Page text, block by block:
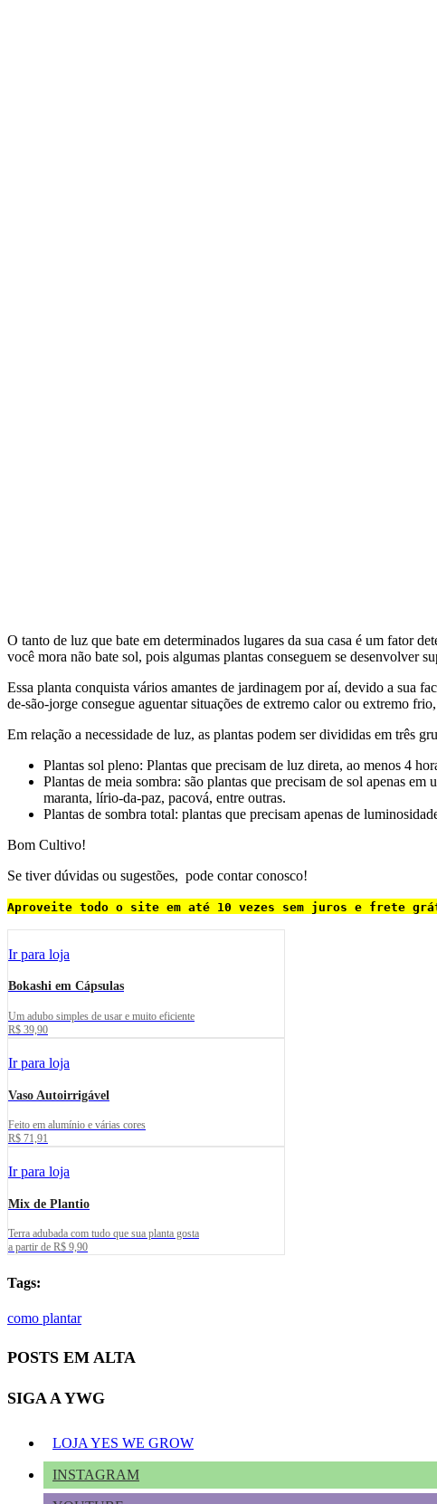
O tanto de luz que bate em determinados lugares da sua casa é um fator
você mora não bate sol, pois algumas plantas conseguem se desenvolver
Essa planta conquista vários amantes de jardinagem por aí, devido a sua
de-são-jorge consegue aguentar situações de extremo calor ou extremo
Em relação a necessidade de luz, as plantas podem ser divididas em três
Plantas sol pleno: Plantas que precisam de luz direta, ao menos 4
Plantas de meia sombra: são plantas que precisam de sol apenas
maranta, lírio-da-paz, pacová, entre outras.
Plantas de sombra total: plantas que precisam apenas de
Bom Cultivo!
Se tiver dúvidas ou sugestões, pode contar conosco!
Aproveite todo o site em até 10 vezes sem juros e frete
Ir para loja
Bokashi em Cápsulas
Um adubo simples de usar e muito eficiente
R$ 39,90
Ir para loja
Vaso Autoirrigável
Feito em alumínio e várias cores
R$ 71,91
Ir para loja
Mix de Plantio
Terra adubada com tudo que sua planta gosta
a partir de R$ 9,90
Tags:
como plantar
POSTS EM ALTA
SIGA A YWG
LOJA YES WE GROW
INSTAGRAM